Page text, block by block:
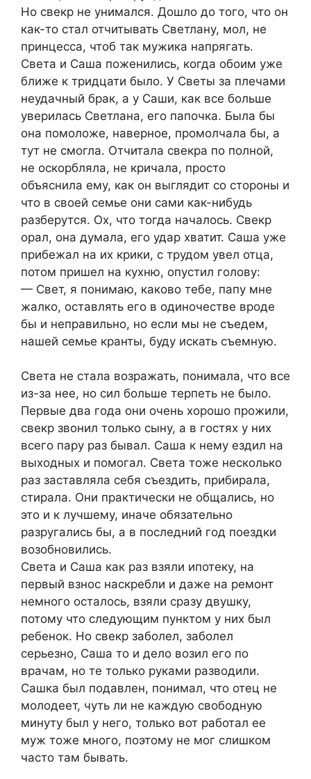
Но свекр не унимался. Дошло до того, что он
как-то стал отчитывать Светлану, мол, не
принцесса, чтоб так мужика напрягать.
Света и Саша поженились, когда обоим уже
ближе к тридцати было. У Светы за плечами
неудачный брак, а у Саши, как все больше
уверилась Светлана, его папочка. Была бы
она помоложе, наверное, промолчала бы, а
тут не смогла. Отчитала свекра по полной,
не оскорбляла, не кричала, просто
объяснила ему, как он выглядит со стороны и
что в своей семье они сами как-нибудь
разберутся. Ох, что тогда началось. Свекр
орал, она думала, его удар хватит. Саша уже
прибежал на их крики, с трудом увел отца,
потом пришел на кухню, опустил голову:
— Свет, я понимаю, каково тебе, папу мне
жалко, оставлять его в одиночестве вроде
бы и неправильно, но если мы не съедем,
нашей семье кранты, буду искать съемную.
Света не стала возражать, понимала, что все
из-за нее, но сил больше терпеть не было.
Первые два года они очень хорошо прожили,
свекр звонил только сыну, а в гостях у них
всего пару раз бывал. Саша к нему ездил на
выходных и помогал. Света тоже несколько
раз заставляла себя съездить, прибирала,
стирала. Они практически не общались, но
это и к лучшему, иначе обязательно
разругались бы, а в последний год поездки
возобновились.
Света и Саша как раз взяли ипотеку, на
первый взнос наскребли и даже на ремонт
немного осталось, взяли сразу двушку,
потому что следующим пунктом у них был
ребенок. Но свекр заболел, заболел
серьезно, Саша то и дело возил его по
врачам, но те только руками разводили.
Сашка был подавлен, понимал, что отец не
молодеет, чуть ли не каждую свободную
минуту был у него, только вот работал ее
муж тоже много, поэтому не мог слишком
часто там бывать.